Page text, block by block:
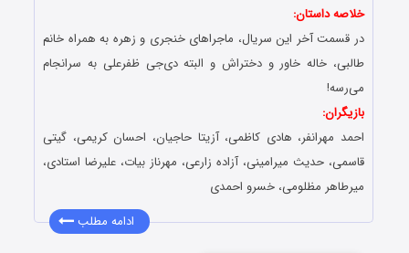
خلاصه داستان:
در قسمت آخر این سریال، ماجراهای خنجری و زهره به همراه خانم
طالبی، خاله خاور و دختراش و البته دی‌جی ظفرعلی به سرانجام
می‌رسه!
بازیگران:
احمد مهرانفر، هادی کاظمی، آزیتا حاجیان، احسان کریمی، گیتی
قاسمی، حدیث میرامینی، آزاده زارعی، مهرناز بیات، علیرضا استادی،
میرطاهر مظلومی، خسرو احمدی
ادامه مطلب